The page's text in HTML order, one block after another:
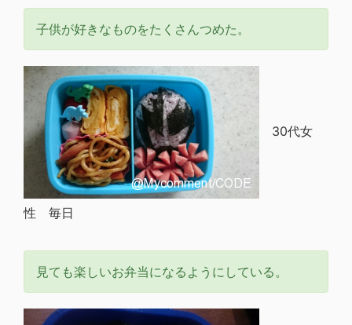
子供が好きなものをたくさんつめた。
30代女
性 毎日
見ても楽しいお弁当になるようにしている。